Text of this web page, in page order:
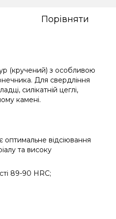
Порівняти
(кручений) з особливою
Для свердління
силікатній цеглі,
камені.
оптимальне відсіювання
та високу
89-90 HRC;